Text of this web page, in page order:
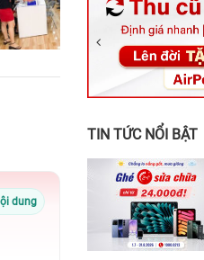
dung
256 Võ Văn
70 Nguyễn An
24h Vũng Tàu:
TIN TỨC NỔI BẬT